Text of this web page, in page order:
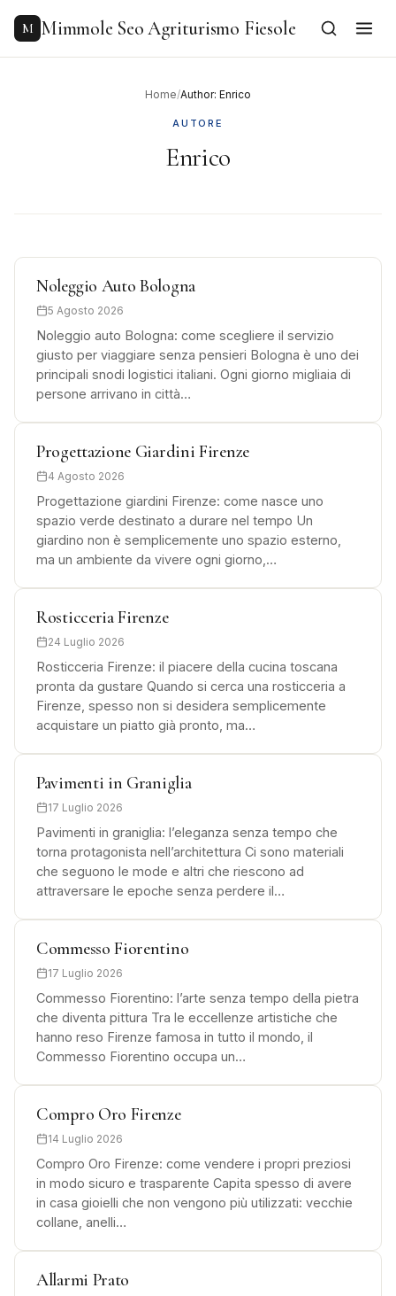
content
M Mimmole Seo Agriturismo Fiesole
Home/Author: Enrico
AUTORE
Enrico
Noleggio Auto Bologna
5 Agosto 2026
Noleggio auto Bologna: come scegliere il servizio
giusto per viaggiare senza pensieri Bologna è uno dei
principali snodi logistici italiani. Ogni giorno migliaia di
persone arrivano in città…
Progettazione Giardini Firenze
4 Agosto 2026
Progettazione giardini Firenze: come nasce uno
spazio verde destinato a durare nel tempo Un
giardino non è semplicemente uno spazio esterno,
ma un ambiente da vivere ogni giorno,…
Rosticceria Firenze
24 Luglio 2026
Rosticceria Firenze: il piacere della cucina toscana
pronta da gustare Quando si cerca una rosticceria a
Firenze, spesso non si desidera semplicemente
acquistare un piatto già pronto, ma…
Pavimenti in Graniglia
17 Luglio 2026
Pavimenti in graniglia: l’eleganza senza tempo che
torna protagonista nell’architettura Ci sono materiali
che seguono le mode e altri che riescono ad
attraversare le epoche senza perdere il…
Commesso Fiorentino
17 Luglio 2026
Commesso Fiorentino: l’arte senza tempo della pietra
che diventa pittura Tra le eccellenze artistiche che
hanno reso Firenze famosa in tutto il mondo, il
Commesso Fiorentino occupa un…
Compro Oro Firenze
14 Luglio 2026
Compro Oro Firenze: come vendere i propri preziosi
in modo sicuro e trasparente Capita spesso di avere
in casa gioielli che non vengono più utilizzati: vecchie
collane, anelli…
Allarmi Prato